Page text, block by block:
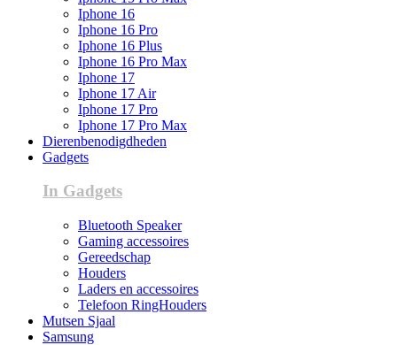
Iphone 16
Iphone 16 Pro
Iphone 16 Plus
Iphone 16 Pro Max
Iphone 17
Iphone 17 Air
Iphone 17 Pro
Iphone 17 Pro Max
Dierenbenodigdheden
Gadgets
In Gadgets
Bluetooth Speaker
Gaming accessoires
Gereedschap
Houders
Laders en accessoires
Telefoon RingHouders
Mutsen Sjaal
Samsung